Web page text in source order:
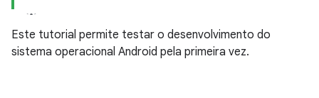
Este tutorial permite testar o desenvolvimento do
sistema operacional Android pela primeira vez.